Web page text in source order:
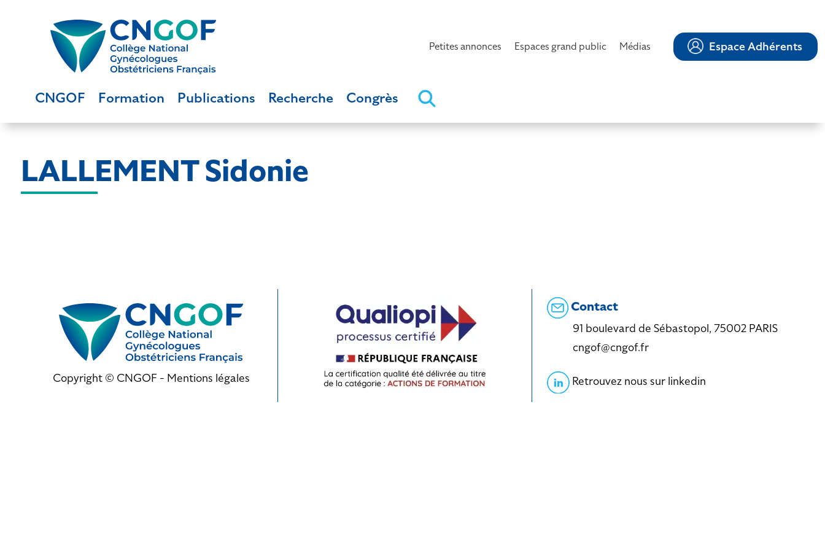
Petites annonces Espaces grand public Médias Espace Adhérents
CNGOF Formation Publications Recherche Congrès
LALLEMENT Sidonie
Copyright © CNGOF - Mentions légales
Contact
91 boulevard de Sébastopol, 75002 PARIS
cngof@cngof.fr
Retrouvez nous sur linkedin